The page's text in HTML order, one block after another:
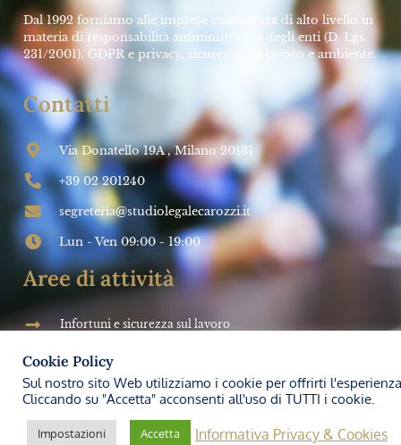
Avv. Rolando Dubini 10 Maggio 2024
SALUTE E SICUREZZA SUL LAVORO
Impresa futura: Come investire sulla
➞
Studio Legale Carozzi 27 Marzo 2024